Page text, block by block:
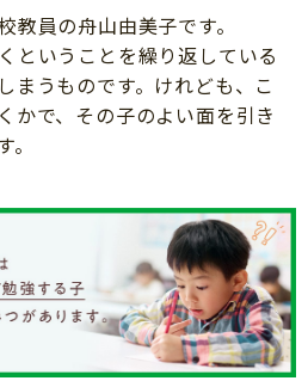
教員の舟山由美子です。
ということを繰り返している
まうものです。けれども、こ
かで、その子のよい面を引き